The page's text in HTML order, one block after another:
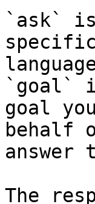
`ask`
`goal`
goal
behalf
The